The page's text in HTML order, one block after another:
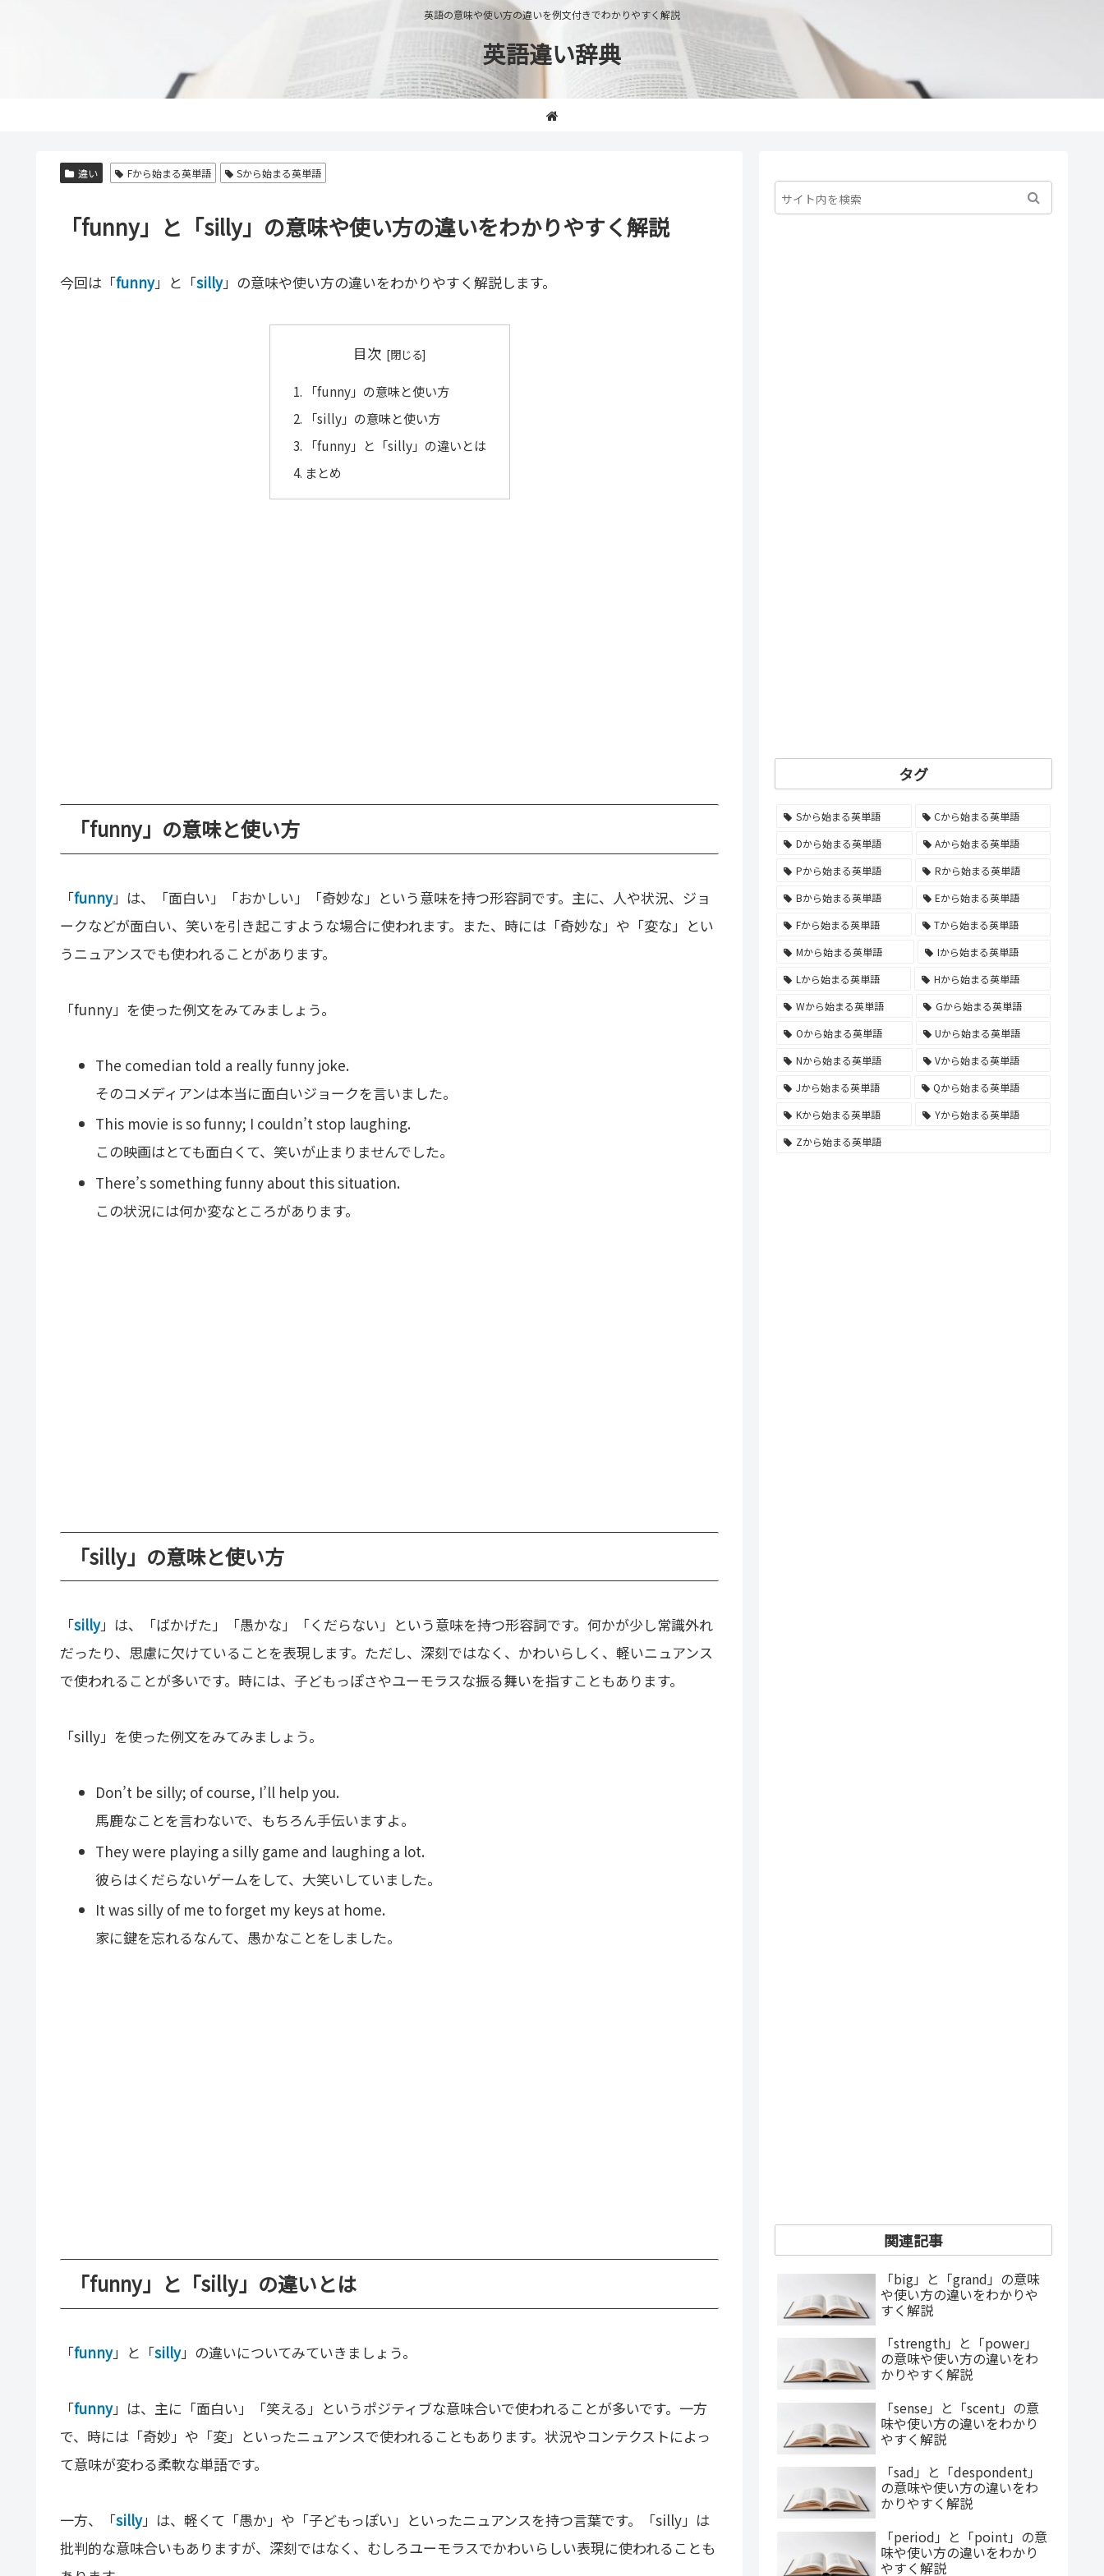
英語の意味や使い方の違いを例文付きでわかりやすく解説
英語違い辞典
違い Fから始まる英単語 Sから始まる英単語
「funny」と「silly」の意味や使い方の違いをわかりやすく解説
今回は「funny」と「silly」の意味や使い方の違いをわかりやすく解説します。
目次
「funny」の意味と使い方
「silly」の意味と使い方
「funny」と「silly」の違いとは
まとめ
「funny」の意味と使い方
「funny」は、「面白い」「おかしい」「奇妙な」という意味を持つ形容詞です。主に、人や状況、ジョ
ークなどが面白い、笑いを引き起こすような場合に使われます。また、時には「奇妙な」や「変な」とい
うニュアンスでも使われることがあります。
「funny」を使った例文をみてみましょう。
The comedian told a really funny joke.
そのコメディアンは本当に面白いジョークを言いました。
This movie is so funny; I couldn’t stop laughing.
この映画はとても面白くて、笑いが止まりませんでした。
There’s something funny about this situation.
この状況には何か変なところがあります。
「silly」の意味と使い方
「silly」は、「ばかげた」「愚かな」「くだらない」という意味を持つ形容詞です。何かが少し常識外れ
だったり、思慮に欠けていることを表現します。ただし、深刻ではなく、かわいらしく、軽いニュアンス
で使われることが多いです。時には、子どもっぽさやユーモラスな振る舞いを指すこともあります。
「silly」を使った例文をみてみましょう。
Don’t be silly; of course, I’ll help you.
馬鹿なことを言わないで、もちろん手伝いますよ。
They were playing a silly game and laughing a lot.
彼らはくだらないゲームをして、大笑いしていました。
It was silly of me to forget my keys at home.
家に鍵を忘れるなんて、愚かなことをしました。
「funny」と「silly」の違いとは
「funny」と「silly」の違いについてみていきましょう。
「funny」は、主に「面白い」「笑える」というポジティブな意味合いで使われることが多いです。一方
で、時には「奇妙」や「変」といったニュアンスで使われることもあります。状況やコンテクストによっ
て意味が変わる柔軟な単語です。
一方、「silly」は、軽くて「愚か」や「子どもっぽい」といったニュアンスを持つ言葉です。「silly」は
批判的な意味合いもありますが、深刻ではなく、むしろユーモラスでかわいらしい表現に使われることも
タグ
Sから始まる英単語
Cから始まる英単語
Dから始まる英単語
Aから始まる英単語
Pから始まる英単語
Rから始まる英単語
Bから始まる英単語
Eから始まる英単語
Fから始まる英単語
Tから始まる英単語
Mから始まる英単語
Iから始まる英単語
Lから始まる英単語
Hから始まる英単語
Wから始まる英単語
Gから始まる英単語
Oから始まる英単語
Uから始まる英単語
Nから始まる英単語
Vから始まる英単語
Jから始まる英単語
Qから始まる英単語
Kから始まる英単語
Yから始まる英単語
Zから始まる英単語
関連記事
「big」と「grand」の意味
や使い方の違いをわかりや
すく解説
「strength」と「power」
の意味や使い方の違いをわ
かりやすく解説
「sense」と「scent」の意
味や使い方の違いをわかり
やすく解説
「sad」と「despondent」
の意味や使い方の違いをわ
かりやすく解説
「period」と「point」の意
味や使い方の違いをわかり
やすく解説